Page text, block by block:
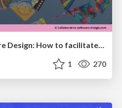
Collaborative Software Design: How to facilitate domain modelling decisions
1 270